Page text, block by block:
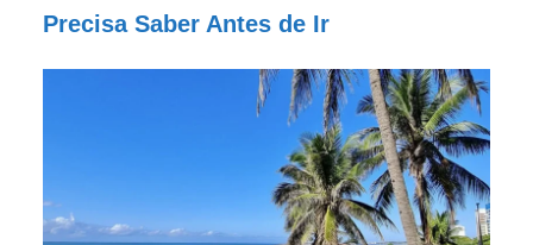
Precisa Saber Antes de Ir